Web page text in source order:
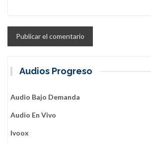
Audios Progreso
Audio Bajo Demanda
Audio En Vivo
Ivoox